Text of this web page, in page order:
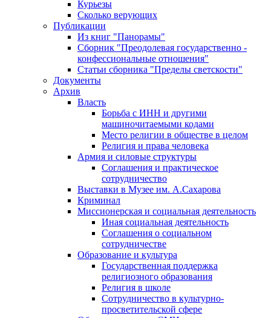
Курьезы
Сколько верующих
Публикации
Из книг "Панорамы"
Сборник "Преодолевая государственно -
конфессиональные отношения"
Статьи сборника "Пределы светскости"
Документы
Архив
Власть
Борьба с ИНН и другими
машиночитаемыми кодами
Место религии в обществе в целом
Религия и права человека
Армия и силовые структуры
Соглашения и практическое
сотрудничество
Выставки в Музее им. А.Сахарова
Криминал
Миссионерская и социальная деятельность
Иная социальная деятельность
Соглашения о социальном
сотрудничестве
Образование и культура
Государственная поддержка
религиозного образования
Религия в школе
Сотрудничество в культурно-
просветительской сфере